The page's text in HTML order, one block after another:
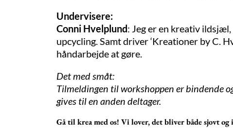
Undervisere:
Conni Hvelplund: Jeg er en kreativ
upcycling. Samt driver ‘Kreationer by C.
håndarbejde at gøre.
Det med småt:
Tilmeldingen til workshoppen er bindende
gives til en anden deltager.
Gå til krea med os! Vi lover, det bliver både sjovt